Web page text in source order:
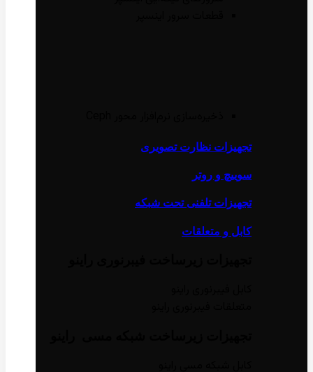
تجهیزات نظارت تصویری
سوییچ و روتر
تجهیزات تلفنی تحت شبکه
کابل و متعلقات